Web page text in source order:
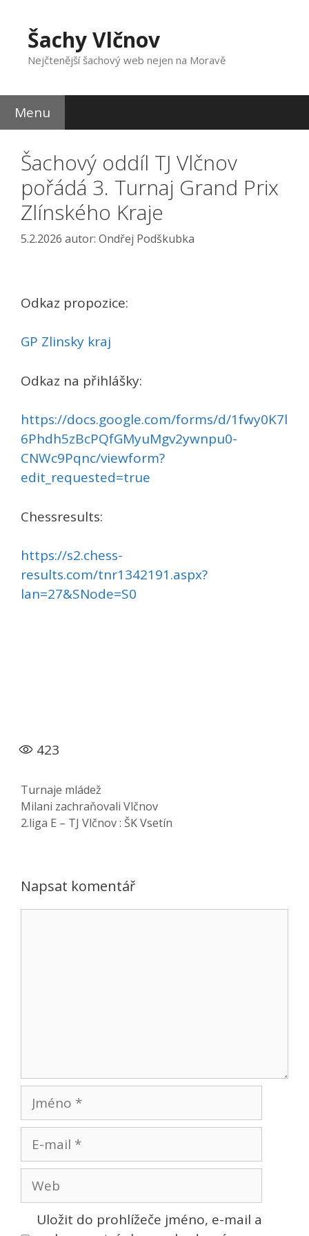
obsahŠachy Vlčnov
Nejčtenější šachový web nejen na Moravě
Menu
Šachový oddíl TJ Vlčnov
pořádá 3. Turnaj Grand Prix
Zlínského Kraje
5.2.2026 autor: Ondřej Podškubka
Odkaz propozice:
GP Zlinsky kraj
Odkaz na přihlášky:
https://docs.google.com/forms/d/1fwy0K7l
6Phdh5zBcPQfGMyuMgv2ywnpu0-
CNWc9Pqnc/viewform?
edit_requested=true
Chessresults:
https://s2.chess-
results.com/tnr1342191.aspx?
lan=27&SNode=S0
423
Rubriky
Turnaje mládež
Milani zachraňovali Vlčnov
2.liga E – TJ Vlčnov : ŠK Vsetín
Napsat komentář
Jméno
Web
Uložit do prohlížeče jméno, e-mail a